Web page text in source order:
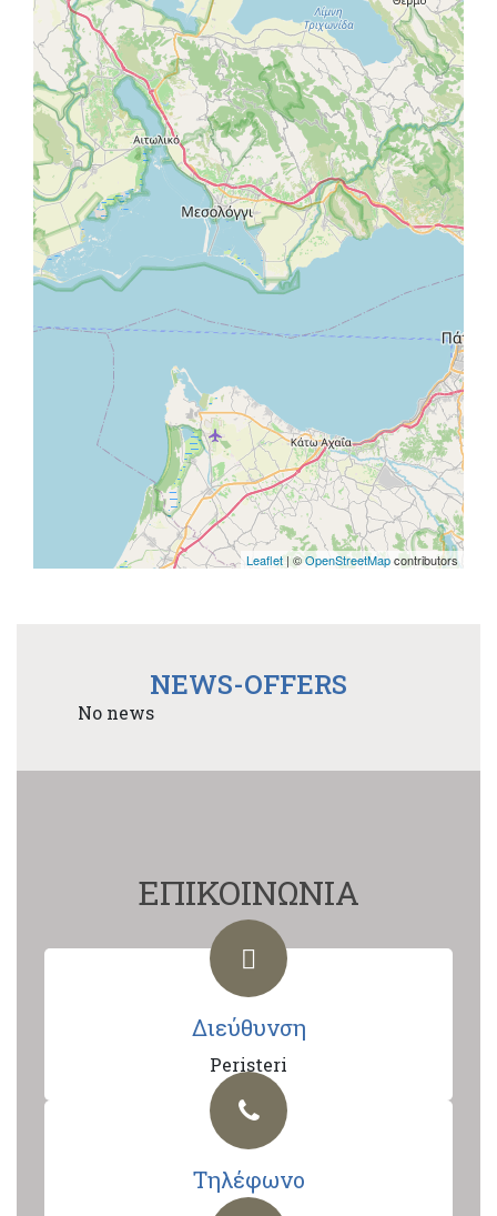
Leaflet | ©OpenStreetMapcontributors
NEWS-OFFERS
No news
ΕΠΙΚΟΙΝΩΝΙΑ
Διεύθυνση
Peristeri
Τηλέφωνο